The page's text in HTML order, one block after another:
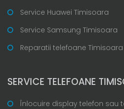
Service Huawei Timisoara
Service Samsung Timisoara
Reparatii telefoane Timisoara
SERVICE TELEFOANE
Înlocuire display telefon sau